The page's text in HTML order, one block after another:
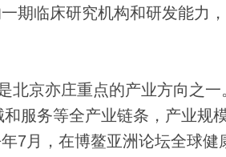
期临床研究机构和研发能力
京亦庄重点的产业方向之一
服务等全产业链条，产业规
7月，在博鳌亚洲论坛全球健